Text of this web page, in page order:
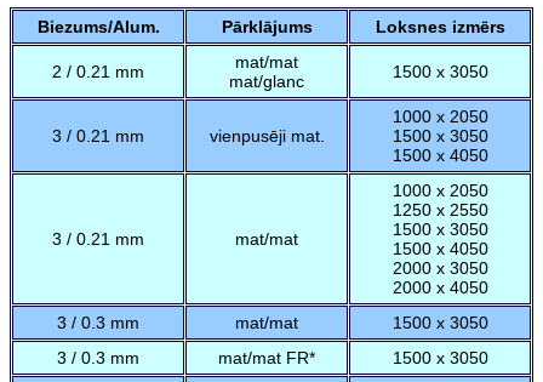
Biezums/Alum. Pārklājums Loksnes izmērs
2 / 0.21 mm
mat/mat
mat/glanc
1500 x 3050
3 / 0.21 mm vienpusēji mat.
1000 x 2050
1500 x 3050
1500 x 4050
3 / 0.21 mm mat/mat
1000 x 2050
1250 x 2550
1500 x 3050
1500 x 4050
2000 x 3050
2000 x 4050
3 / 0.3 mm
mat/mat
1500 x 3050
3 / 0.3 mm
mat/mat FR* 1500 x 3050